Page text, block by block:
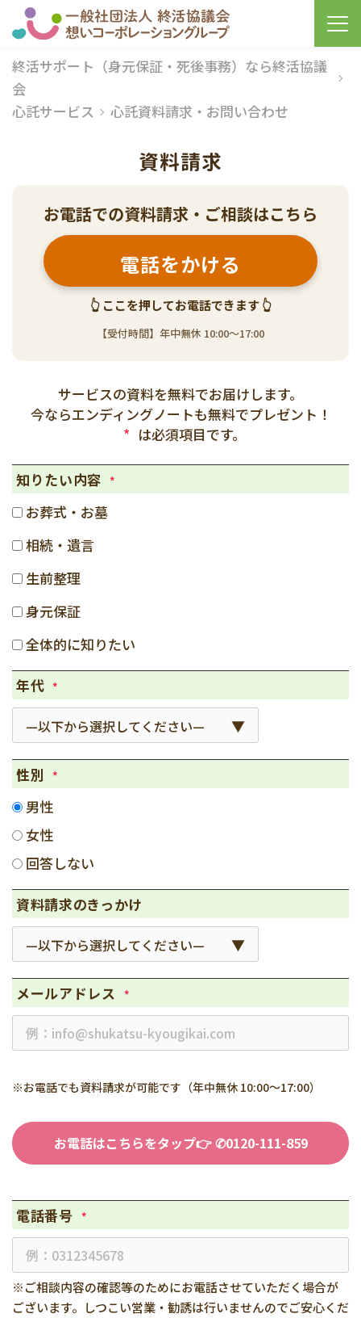
終活サポート（身元保証・死後事務）なら終活協議
会
心託サービス
心託資料請求・お問い合わせ
資料請求
お電話での資料請求・ご相談はこちら
電話をかける
👆 ここを押してお電話できます 👆
【受付時間】年中無休 10:00〜17:00
サービスの資料を無料でお届けします。
今ならエンディングノートも無料でプレゼント！
* は必須項目です。
知りたい内容 *
お葬式・お墓
相続・遺言
生前整理
身元保証
全体的に知りたい
年代 *
性別 *
男性
女性
回答しない
資料請求のきっかけ
メールアドレス *
※お電話でも資料請求が可能です（年中無休 10:00～17:00）
お電話はこちらをタップ👉 ✆0120-111-859
電話番号 *
※ご相談内容の確認等のためにお電話させていただく場合が
ございます。しつこい営業・勧誘は行いませんのでご安心くだ